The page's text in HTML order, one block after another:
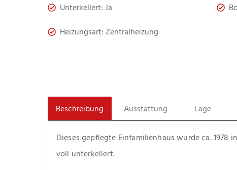
Unterkellert: Ja
Heizungsart: Zentralheizung
Beschreibung Ausstattung Lage
Dieses gepflegte Einfamilienhaus wurde ca. 1978
voll unterkellert.